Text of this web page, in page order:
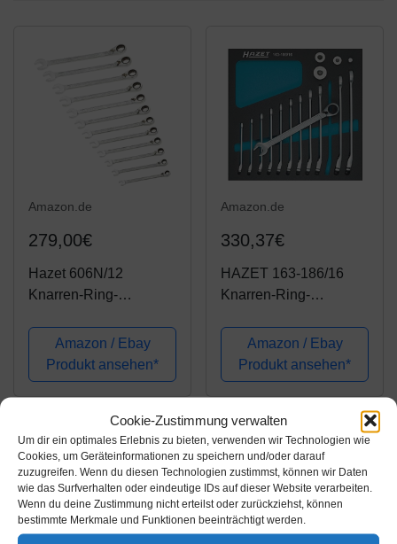
Cookie-Zustimmung verwalten
Um dir ein optimales Erlebnis zu bieten, verwenden wir Technologien wie
Cookies, um Geräteinformationen zu speichern und/oder darauf
zuzugreifen. Wenn du diesen Technologien zustimmst, können wir Daten
wie das Surfverhalten oder eindeutige IDs auf dieser Website verarbeiten.
Wenn du deine Zustimmung nicht erteilst oder zurückziehst, können
bestimmte Merkmale und Funktionen beeinträchtigt werden.
Amazon.de
279,00€
Hazet 606N/12
Knarren-Ring-
Amazon / Ebay
Produkt ansehen*
Amazon.de
330,37€
HAZET 163-186/16
Knarren-Ring-
Amazon / Ebay
Produkt ansehen*